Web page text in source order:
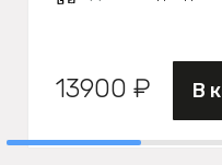
13900 ₽ В